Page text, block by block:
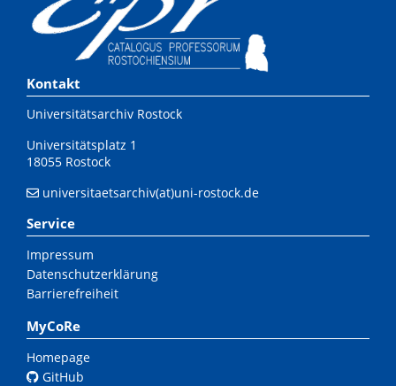
Kontakt
Universitätsarchiv Rostock
Universitätsplatz 1
18055 Rostock
universitaetsarchiv(at)uni-rostock.de
Service
Impressum
Datenschutzerklärung
Barrierefreiheit
MyCoRe
Homepage
GitHub